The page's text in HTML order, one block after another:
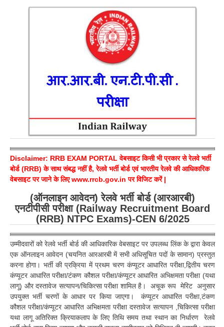
RRB ALP(Loco Pilot) Study Kit
RRB Junior Engineer(JE) Kit
RRB Group-D Exam Study Kit
RRB लोको पायलट Study Kit
रेलवे भर्ती बोर्ड NTPC अध्ययन सामग्री
PARAMEDICAL CBT Study Notes
RRB RPF Constable STUDY NOTES
E-Books
ALP Exam Papers PDF
RRB ALP PSYCHO PDF
RRB NTPC Papers PDF
RRB J.E. Solved Papers
RRB Group-D Sample Papers
RRB GK Test Papers PDF
RRB EXAM : MATHS
RRB EXAM : ENGLISH
Disclaimer: RRB EXAM PORTAL वेबसाइट किसी भी प्रकार से रेलवे भर्ती
बोर्ड (RRB) के साथ संबद्ध नहीं है, रेलवे भर्ती बोर्ड एवं भारतीय रेलवे की आधिकारिक
वेबसाइट पर जाने के लिएwww.rrcb.gov.in पर विजिट करें |
(ऑनलाइन आवेदन) रेलवे भर्ती बोर्ड (आरआरबी)
एनटीपीसी परीक्षा (Railway Recruitment Board
(RRB) NTPC Exams)-CEN 6/2025
उम्मीदवारों को रेलवे भर्ती बोर्ड की आधिकारिक वेबसाइट पर उपलब्ध लिंक के द्वारा केवल
एक ऑनलाइन आवेदन (चयनित आरआरबी में सभी अधिसूचित पदों के सामान) प्रस्तुत
करना होगा। भर्ती की प्रक्रिया में प्रथम चरण कंप्यूटर आधारित परीक्षा,द्वितीय चरण
कंप्यूटर आधारित परीक्षा/टंकण कौशल परीक्षा/कंप्यूटर आधारित अभिक्षमता परीक्षा (यथा
लागू) और दस्तावेज सत्यापन/चिकित्सा परीक्षा शामिल है। अचूक रूप मेरिट अनुसार
उपयुक्त भर्ती चरणों के आधार पर किया जाएगा। कंप्यूटर आधारित परीक्षा,टंकण
कौशल परीक्षा/कंप्यूटर आधारित अभिक्षमता परीक्षा दस्तावेज सत्यापन ,चिकित्सा परीक्षा
यथा लागू अतिरिक्त क्रियाकलाप के लिए तिथि समय तथा स्थान का निर्धारण रेलवे